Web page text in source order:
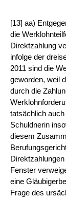
[13] aa)
die
Direktzahlung
infolge der
2011 sind die
geworden, weil
durch die
tatsächlich
Schuldnerin
diesem
Fenster
eine
Frage des